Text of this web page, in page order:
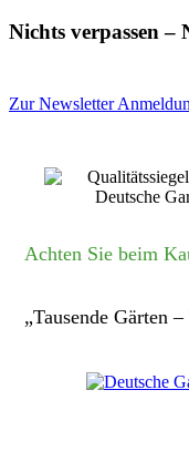
Nichts verpassen –
Zur Newsletter
Achten Sie beim
„Tausende Gärten